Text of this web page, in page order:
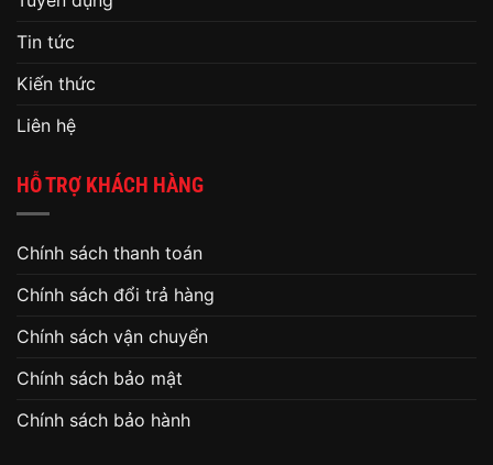
Tin tức
Kiến thức
Liên hệ
HỖ TRỢ KHÁCH HÀNG
Chính sách thanh toán
Chính sách đổi trả hàng
Chính sách vận chuyển
Chính sách bảo mật
Chính sách bảo hành